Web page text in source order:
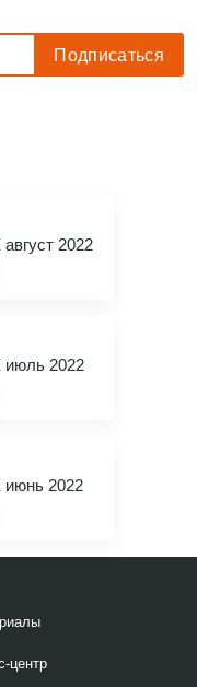
2022
июль 2022
июнь 2022
центр